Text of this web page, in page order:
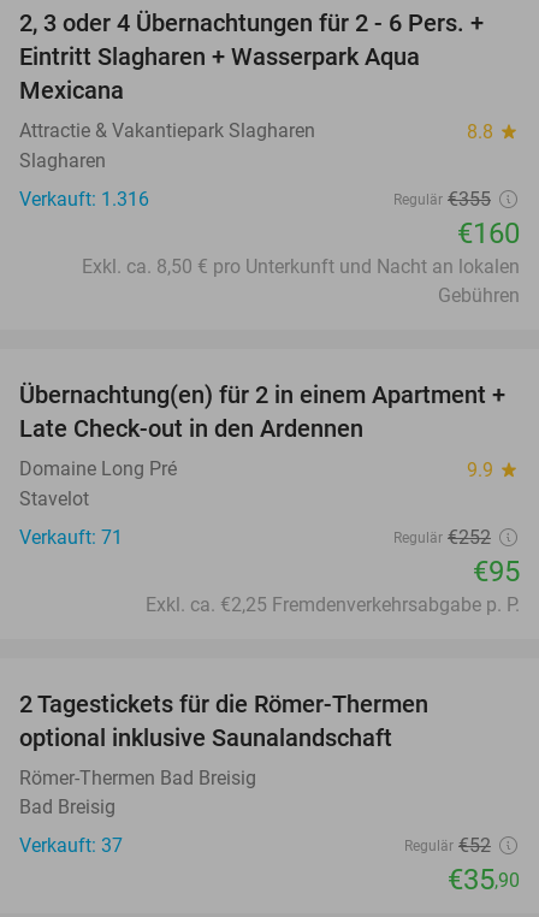
55%
2, 3 oder 4 Übernachtungen für 2 - 6 Pers. +
Eintritt Slagharen + Wasserpark Aqua
Mexicana
Attractie & Vakantiepark Slagharen 8.8 star
Slagharen
Verkauft: 1.316
Regulär €355
€160
Exkl. ca. 8,50 € pro Unterkunft und Nacht an lokalen
Gebühren
62%
Übernachtung(en) für 2 in einem Apartment +
Late Check-out in den Ardennen
Domaine Long Pré 9.9 star
Stavelot
Verkauft: 71
Regulär €252
€95
Exkl. ca. €2,25 Fremdenverkehrsabgabe p. P.
2 Tagestickets für die Römer-Thermen
optional inklusive Saunalandschaft
Römer-Thermen Bad Breisig
Bad Breisig
Verkauft: 37
Regulär €52
€35,90